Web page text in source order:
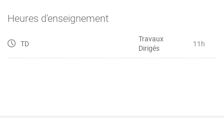
Heures d'enseignement
TD
Travaux
Dirigés
11h